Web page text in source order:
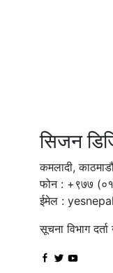
सिजन
कमलादी,
फोन : +९७७
ईमेल :
सूचना विभाग